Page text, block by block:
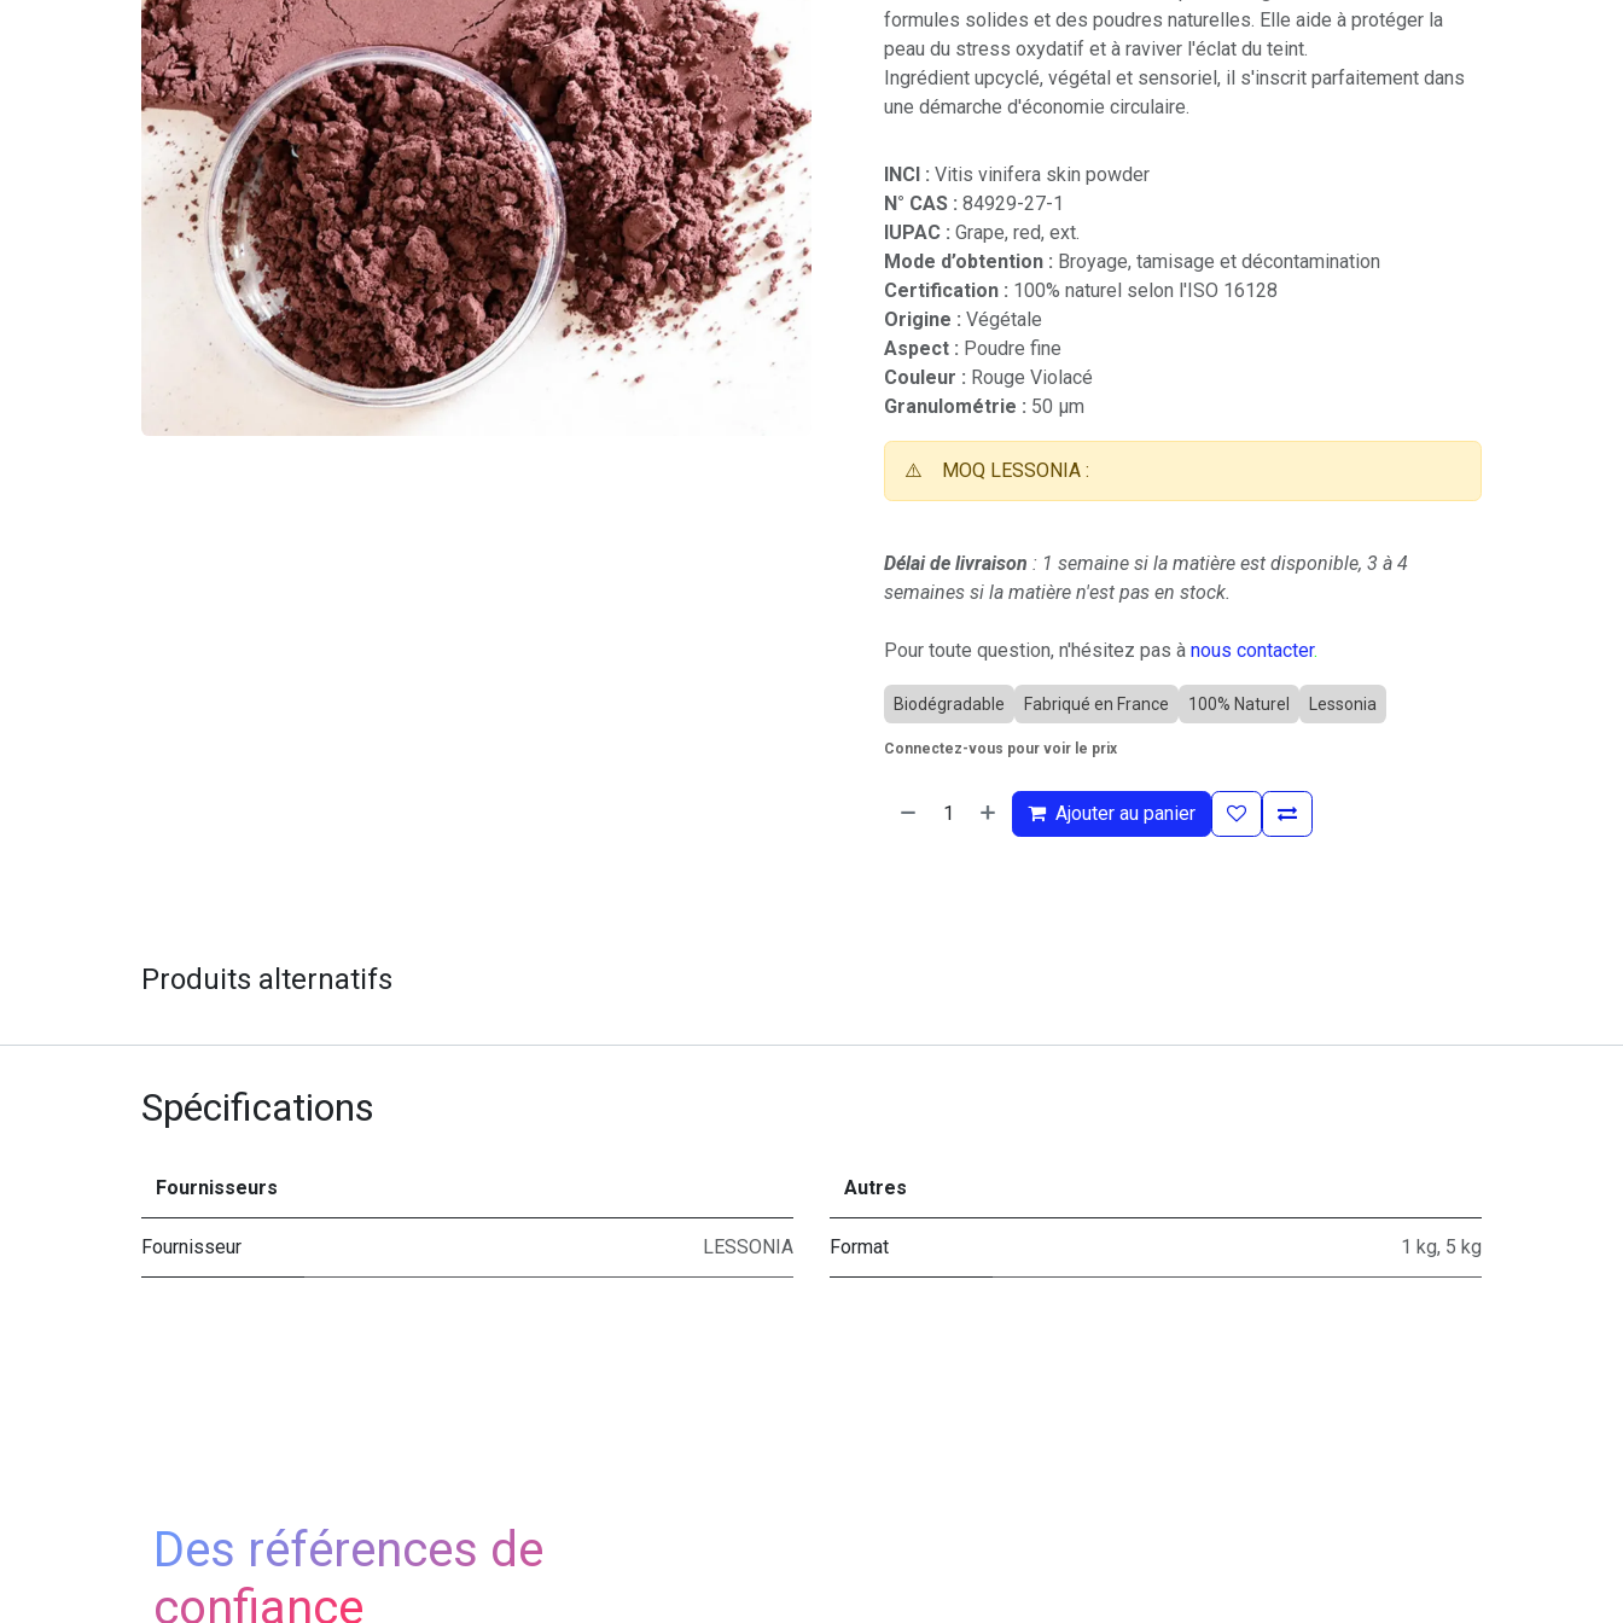
formules solides et des poudres naturelles. Elle aide à protéger la
peau du stress oxydatif et à raviver l'éclat du teint.
Ingrédient upcyclé, végétal et sensoriel, il s'inscrit parfaitement dans
une démarche d'économie circulaire.
INCI : Vitis vinifera skin powder
N° CAS : 84929-27-1
IUPAC : Grape, red, ext.
Mode d’obtention : Broyage, tamisage et décontamination
Certification : 100% naturel selon l'ISO 16128
Origine : Végétale
Aspect : Poudre fine
Couleur : Rouge Violacé
Granulométrie : 50 µm
⚠️ MOQ LESSONIA :
Délai de livraison : 1 semaine si la matière est disponible, 3 à 4
semaines si la matière n'est pas en stock.
Pour toute question, n'hésitez pas à nous contacter.
Biodégradable Fabriqué en France 100% Naturel Lessonia
Connectez-vous pour voir le prix
Ajouter au panier
Produits alternatifs
Spécifications
Fournisseurs
Fournisseur LESSONIA
Autres
Format 1 kg, 5 kg
Des références de
confiance